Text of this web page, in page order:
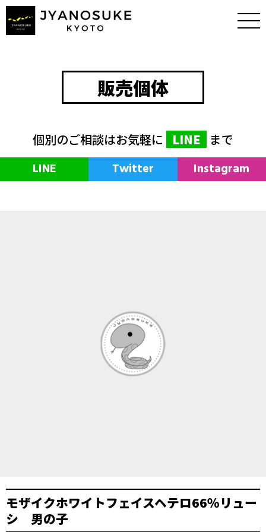
販売個体
個別のご相談はお気軽に LINE まで
LINE Twitter Instagram
モザイクホワイトフェイスヘテロ66％リュー
シ 男の子